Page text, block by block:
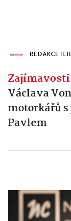
REDAKCE
Zajímavosti
Václava
motorkářů
Pavlem